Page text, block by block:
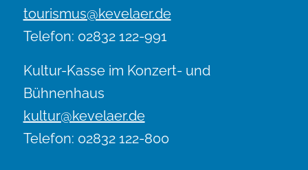
tourismus@kevelaer.de
Telefon: 02832 122-991
Kultur-Kasse im Konzert- und
Bühnenhaus
kultur@kevelaer.de
Telefon: 02832 122-800